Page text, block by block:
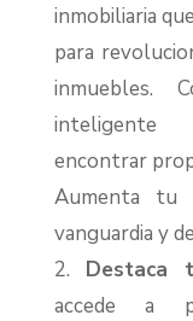
inmobiliaria
para
inmuebles.
inteligente
encontrar
Aumenta tu
vanguardia y
Destaca
accede a